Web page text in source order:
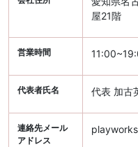
屋21階
営業時間
代表者氏名 代表 加古
連絡先メール
アドレス